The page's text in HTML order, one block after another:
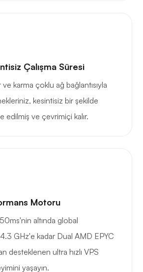
Çalışma Süresi
karma çoklu ağ bağlantısıyla
kesintisiz bir şekilde
edilmiş ve çevrimiçi kalır.
Motoru
altında global
GHz'e kadar Dual AMD EPYC
desteklenen ultra hızlı VPS
yaşayın.